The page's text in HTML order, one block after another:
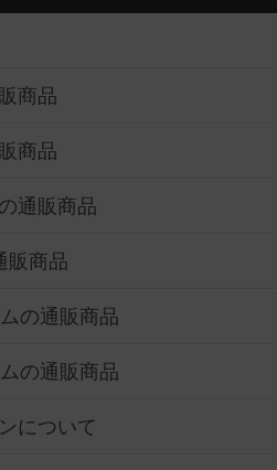
商品
商品
通販商品
販商品
の通販商品
の通販商品
について